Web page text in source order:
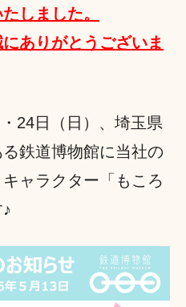
しました。
ありがとうございま
24日（日）、埼玉県
鉄道博物館に当社の
ャラクター「もころ